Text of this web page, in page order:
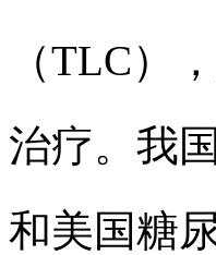
（TLC）
治疗。我
和美国糖